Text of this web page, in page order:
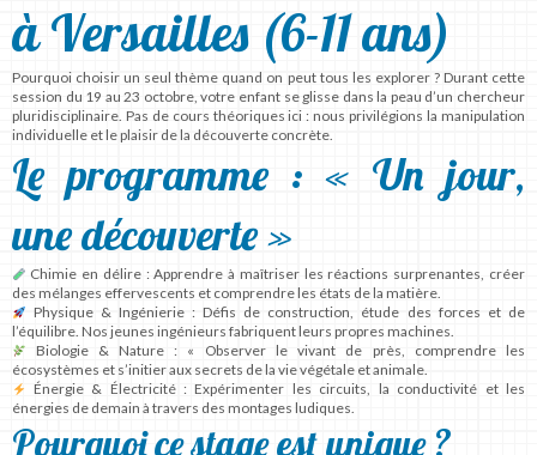
à Versailles (6-11 ans)
Pourquoi choisir un seul thème quand on peut tous les explorer ? Durant cette
session du 19 au 23 octobre, votre enfant se glisse dans la peau d’un chercheur
pluridisciplinaire. Pas de cours théoriques ici : nous privilégions la manipulation
individuelle et le plaisir de la découverte concrète.
Le programme : « Un jour,
une découverte »
Chimie en délire : Apprendre à maîtriser les réactions surprenantes, créer
des mélanges effervescents et comprendre les états de la matière.
Physique & Ingénierie :Défis de construction, étude des forces et de
l’équilibre. Nos jeunes ingénieurs fabriquent leurs propres machines.
Biologie & Nature : « Observer le vivant de près, comprendre les
écosystèmes et s’initier aux secrets de la vie végétale et animale.
Énergie & Électricité : Expérimenter les circuits, la conductivité et les
énergies de demain à travers des montages ludiques.
Pourquoi ce stage est unique ?